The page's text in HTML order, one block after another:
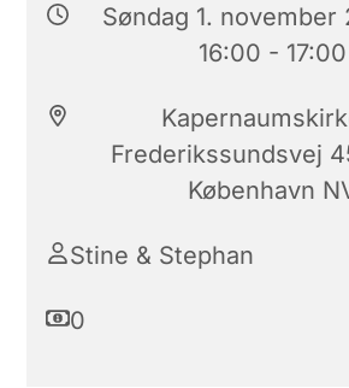
Søndag 1. november
16:00 - 17:00
Frederikssundsvej
København
Stine & Stephan
0